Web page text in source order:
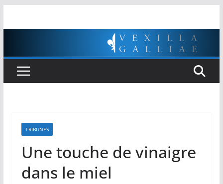
TRIBUNES
Une touche de vinaigre
dans le miel